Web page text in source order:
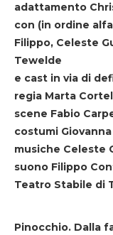
adattamento
con (in ordine
Filippo, Celeste
Tewelde
e cast in via di
regia Marta
scene Fabio
costumi
musiche Celeste
suono Filippo
Teatro Stabile di
Pinocchio. Dalla